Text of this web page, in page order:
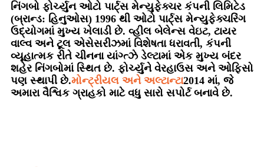
નિંગબો ફોર્ચ્યુન ઓટો પાર્ટ્સ મેન્યુફેક્ચર કંપની લિમિટેડ
(બ્રાન્ડ: હિનુઓસ) 1996 થી ઓટો પાર્ટ્સ મેન્યુફેક્ચરિંગ
ઉદ્યોગમાં મુખ્ય ખેલાડી છે. વ્હીલ બેલેન્સ વેઇટ, ટાયર
વાલ્વ અને ટૂલ એસેસરીઝમાં વિશેષતા ધરાવતી, કંપની
વ્યૂહાત્મક રીતે ચીનના યાંગ્ત્ઝે ડેલ્ટામાં એક મુખ્ય બંદર
શહેર નિંગબોમાં સ્થિત છે. ફોર્ચ્યુને વેરહાઉસ અને ઓફિસો
પણ સ્થાપી છે.મોન્ટ્રીયલ અને અલ્ટાન્ટા2014 માં, જે
અમારા વૈશ્વિક ગ્રાહકો માટે વધુ સારો સપોર્ટ બનાવે છે.